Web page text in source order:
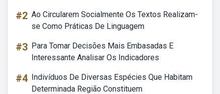
#2 Ao Circularem Socialmente Os Textos Realizam-
se Como Práticas De Linguagem
#3 Para Tomar Decisões Mais Embasadas E
Interessante Analisar Os Indicadores
#4 Indivíduos De Diversas Espécies Que Habitam
Determinada Região Constituem